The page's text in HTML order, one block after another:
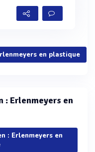
en plastique
: Erlenmeyers en
: Erlenmeyers en